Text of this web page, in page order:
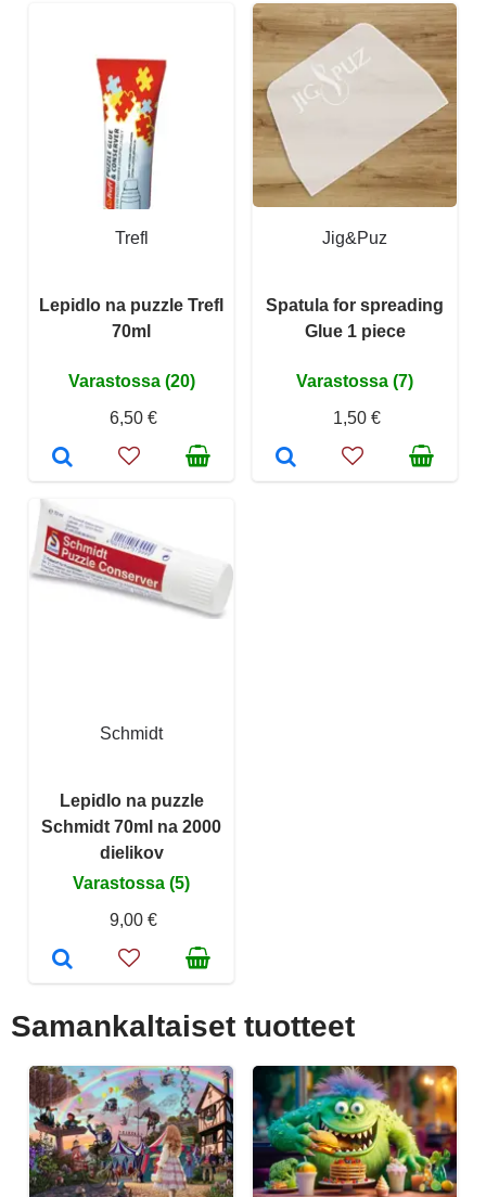
Trefl
Lepidlo na puzzle Trefl
70ml
Varastossa (20)
6,50 €
Jig&Puz
Spatula for spreading
Glue 1 piece
Varastossa (7)
1,50 €
Schmidt
Lepidlo na puzzle
Schmidt 70ml na 2000
dielikov
Varastossa (5)
9,00 €
Samankaltaiset tuotteet